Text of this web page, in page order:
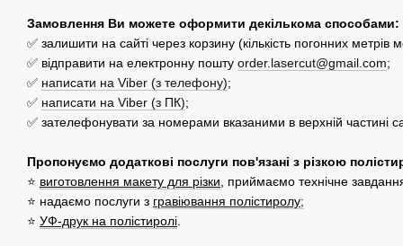
Замовлення Ви можете оформити декількома способами:
✅ залишити на сайті через корзину (кількість погонних метрів
✅ відправити на електронну пошту order.lasercut@gmail.com;
✅ написати на Viber (з телефону);
✅ написати на Viber (з ПК);
✅ зателефонувати за номерами вказаними в верхній частині
Пропонуємо додаткові послуги пов'язані з різкою
⭐ виготовлення макету для різки, приймаємо технічне
⭐ надаємо послуги з гравіювання полістиролу;
⭐ УФ-друк на полістиролі.